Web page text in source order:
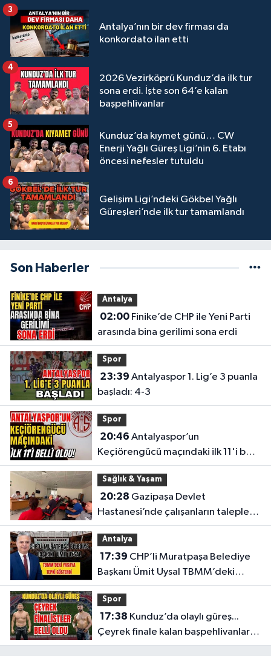
Antalya’nın bir dev firması da
konkordato ilan etti
3
2026 Vezirköprü Kunduz’da ilk tur
sona erdi. İşte son 64’e kalan
başpehlivanlar
4
Kunduz’da kıymet günü… CW
Enerji Yağlı Güreş Ligi’nin 6. Etabı
öncesi nefesler tutuldu
5
Gelişim Ligi’ndeki Gökbel Yağlı
Güreşleri’nde ilk tur tamamlandı
6
Son Haberler
Antalya
02:00Finike’de CHP ile Yeni Parti
arasında bina gerilimi sona erdi
Spor
23:39
başladı: 4-3
Spor
20:46
Keçiörengücü maçındaki ilk 11'i belli
oldu!
Sağlık & Yaşam
20:28
Hastanesi’nde çalışanların talepleri
masaya yatırıldı
Antalya
17:39
Başkanı Ümit Uysal TBMM’deki
yasaya tepki gösterdi
Spor
17:38
Çeyrek finale kalan başpehlivanlar
belli oldu